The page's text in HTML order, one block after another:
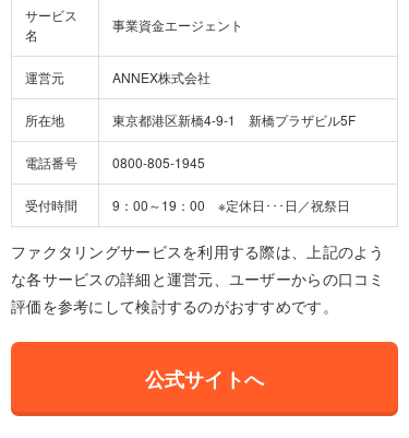
サービス
名
事業資金エージェント
運営元 ANNEX株式会社
所在地 東京都港区新橋4-9-1 新橋プラザビル5F
電話番号 0800-805-1945
受付時間 9：00～19：00 ※定休日･･･日／祝祭日
ファクタリングサービスを利用する際は、上記のよう
な各サービスの詳細と運営元、ユーザーからの口コミ
評価を参考にして検討するのがおすすめです。
公式サイトへ